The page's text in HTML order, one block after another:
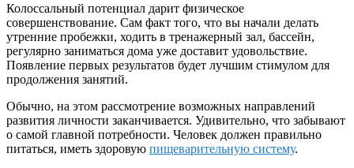
Колоссальный потенциал дарит физическое
совершенствование. Сам факт того, что вы начали делать
утренние пробежки, ходить в тренажерный зал, бассейн,
регулярно заниматься дома уже доставит удовольствие.
Появление первых результатов будет лучшим стимулом для
продолжения занятий.
Обычно, на этом рассмотрение возможных направлений
развития личности заканчивается. Удивительно, что забывают
о самой главной потребности. Человек должен правильно
питаться, иметь здоровую пищеварительную систему.